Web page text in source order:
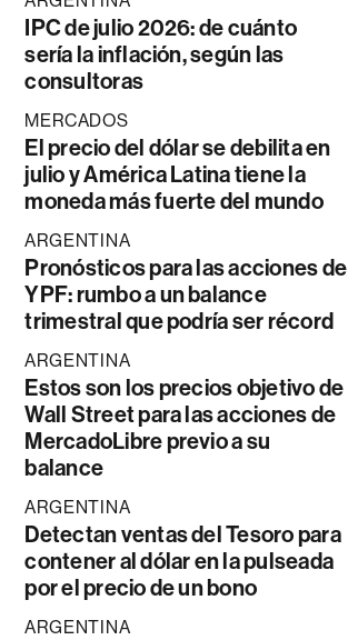
IPC de julio 2026: de cuánto
sería la inflación, según las
consultoras
MERCADOS
El precio del dólar se debilita en
julio y América Latina tiene la
moneda más fuerte del mundo
ARGENTINA
Pronósticos para las acciones de
YPF: rumbo a un balance
trimestral que podría ser récord
ARGENTINA
Estos son los precios objetivo de
Wall Street para las acciones de
MercadoLibre previo a su
balance
ARGENTINA
Detectan ventas del Tesoro para
contener al dólar en la pulseada
por el precio de un bono
ARGENTINA